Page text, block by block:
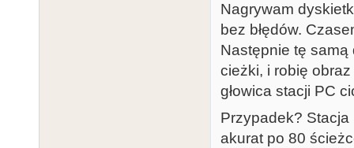
Nagrywam
bez błędów.
Następnie tę
cieżki, i robię
głowica stacji PC
Przypadek?
akurat po 80